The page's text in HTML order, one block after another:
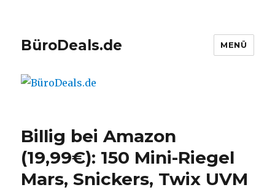
BüroDeals.de MENÜ
Billig bei Amazon
(19,99€): 150 Mini-Riegel
Mars, Snickers, Twix UVM